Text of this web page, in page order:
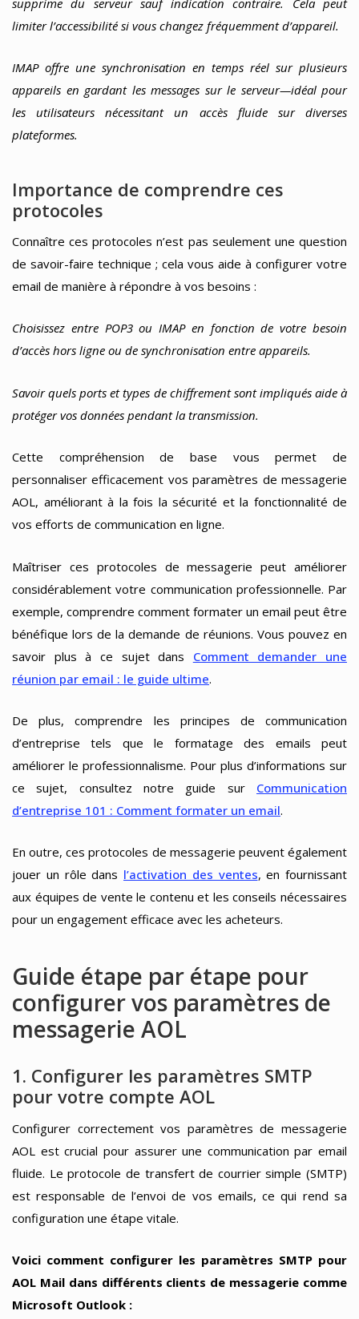
limiter l’accessibilité si vous changez fréquemment d’appareil.
IMAP offre une synchronisation en temps réel sur plusieurs
appareils en gardant les messages sur le serveur—idéal pour
les utilisateurs nécessitant un accès fluide sur diverses
plateformes.
Importance de comprendre ces
protocoles
Connaître ces protocoles n’est pas seulement une question
de savoir-faire technique ; cela vous aide à configurer votre
email de manière à répondre à vos besoins :
Choisissez entre POP3 ou IMAP en fonction de votre besoin
d’accès hors ligne ou de synchronisation entre appareils.
Savoir quels ports et types de chiffrement sont impliqués aide à
protéger vos données pendant la transmission.
Cette compréhension de base vous permet de
personnaliser efficacement vos paramètres de messagerie
AOL, améliorant à la fois la sécurité et la fonctionnalité de
vos efforts de communication en ligne.
Maîtriser ces protocoles de messagerie peut améliorer
considérablement votre communication professionnelle. Par
exemple, comprendre comment formater un email peut être
bénéfique lors de la demande de réunions. Vous pouvez en
savoir plus à ce sujet dans Comment demander une
réunion par email : le guide ultime.
De plus, comprendre les principes de communication
d’entreprise tels que le formatage des emails peut
améliorer le professionnalisme. Pour plus d’informations sur
ce sujet, consultez notre guide sur Communication
d’entreprise 101 : Comment formater un email.
En outre, ces protocoles de messagerie peuvent également
jouer un rôle dans l’activation des ventes, en fournissant
aux équipes de vente le contenu et les conseils nécessaires
pour un engagement efficace avec les acheteurs.
Guide étape par étape pour
configurer vos paramètres de
messagerie AOL
1. Configurer les paramètres SMTP
pour votre compte AOL
Configurer correctement vos paramètres de messagerie
AOL est crucial pour assurer une communication par email
fluide. Le protocole de transfert de courrier simple (SMTP)
est responsable de l’envoi de vos emails, ce qui rend sa
configuration une étape vitale.
Voici comment configurer les paramètres SMTP pour
AOL Mail dans différents clients de messagerie comme
Microsoft Outlook :